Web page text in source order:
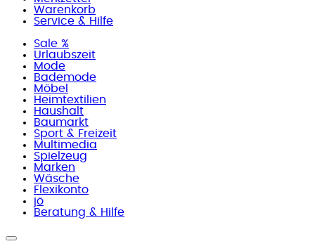
Warenkorb
Service & Hilfe
Sale %
Urlaubszeit
Mode
Bademode
Möbel
Heimtextilien
Haushalt
Baumarkt
Sport & Freizeit
Multimedia
Spielzeug
Marken
Wäsche
Flexikonto
jö
Beratung & Hilfe